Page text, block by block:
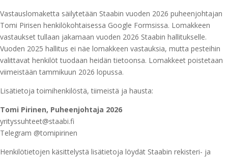
Vastauslomaketta säilytetään Staabin vuoden 2026 puheenjohtajan
Tomi Pirisen henkilökohtaisessa Google Formsissa. Lomakkeen
vastaukset tullaan jakamaan vuoden 2026 Staabin hallitukselle.
Vuoden 2025 hallitus ei näe lomakkeen vastauksia, mutta pesteihin
valittavat henkilöt tuodaan heidän tietoonsa. Lomakkeet poistetaan
viimeistään tammikuun 2026 lopussa.
Lisätietoja toimihenkilöstä, tiimeistä ja hausta:
Tomi Pirinen, Puheenjohtaja 2026
yrityssuhteet@staabi.fi
Telegram @tomipirinen
Henkilötietojen käsittelystä lisätietoja löydät Staabin rekisteri- ja